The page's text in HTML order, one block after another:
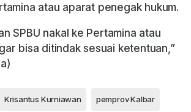
atau aparat penegak hukum.
SPBU nakal ke Pertamina atau
bisa ditindak sesuai ketentuan,”
Krisantus Kurniawan pemprov Kalbar